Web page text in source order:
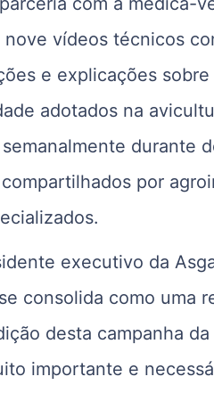
vídeos técnicos
e explicações
adotados na
durante
por
executivo da
consolida como uma
desta campanha
importante e